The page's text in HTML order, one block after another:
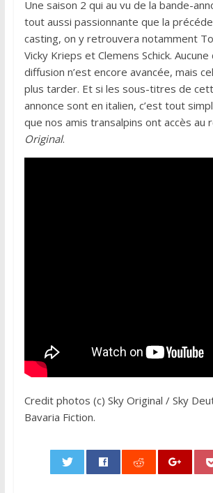
Une saison 2 qui au vu de la bande-
tout aussi passionnante que la
casting, on y retrouvera notamment
Vicky Krieps et Clemens Schick.
diffusion n’est encore avancée, mais
plus tarder. Et si les sous-titres de
annonce sont en italien, c’est tout
que nos amis transalpins ont accès au
Original.
Credit photos (c) Sky Original / Sky
Bavaria Fiction.